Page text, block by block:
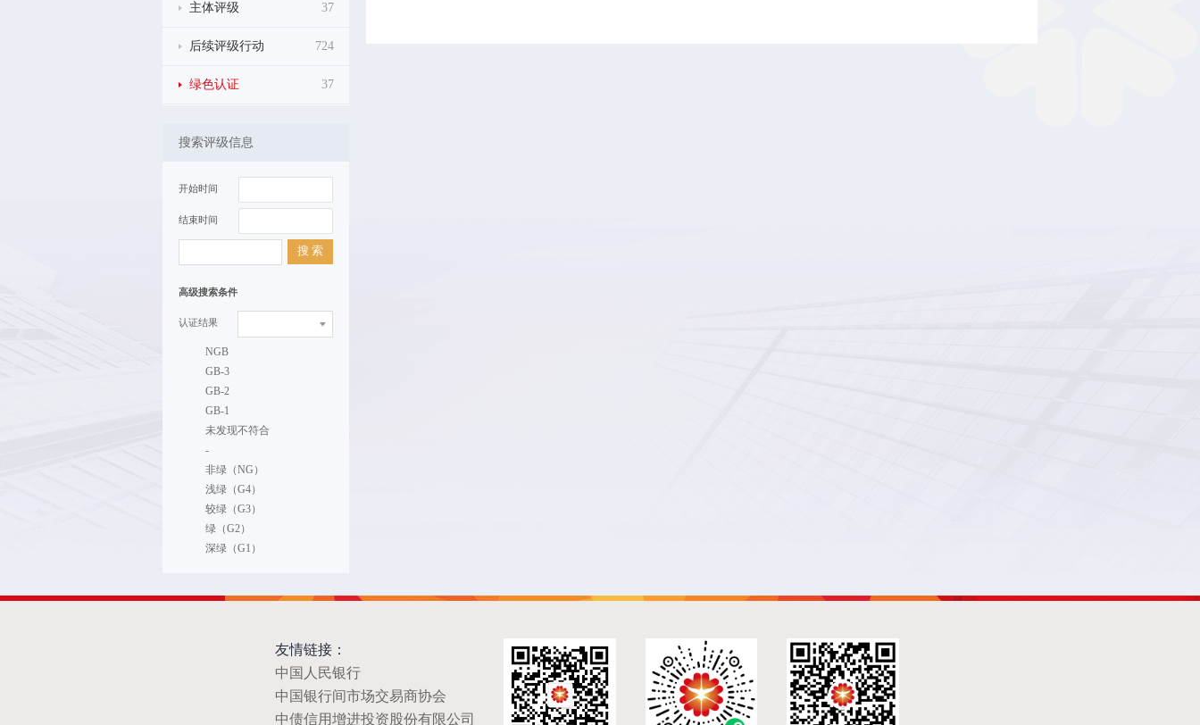
主体评级 37
后续评级行动 724
绿色认证 37
搜索评级信息
开始时间
结束时间
搜 索
高级搜索条件
认证结果
NGB
GB-3
GB-2
GB-1
未发现不符合
-
非绿（NG）
浅绿（G4）
较绿（G3）
绿（G2）
深绿（G1）
友情链接：
中国人民银行
中国银行间市场交易商协会
中债信用增进投资股份有限公司